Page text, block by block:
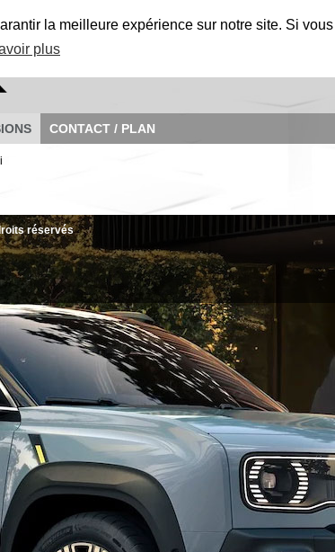
la meilleure expérience sur notre site. Si
plus
CONTACT / PLAN
réservés